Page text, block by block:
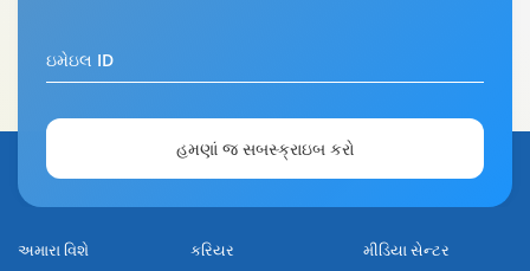
ઇમેઇલ ID
હમણાં જ સબસ્ક્રાઇબ કરો
અમારા વિશે કરિયર મીડિયા સેન્ટર